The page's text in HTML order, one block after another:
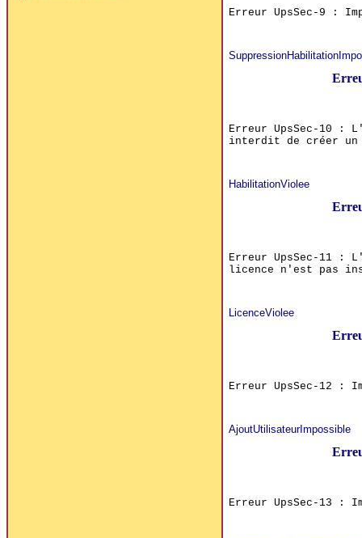
Erreur UpsSec-9 :
Erreur UpsSec-
interdit de créer
HabilitationViolee
Erreur UpsSec-11 :
licence n'est pas
LicenceViolee
Erreur UpsSec-12
AjoutUtilisateurImpossible
Erreur UpsSec-13